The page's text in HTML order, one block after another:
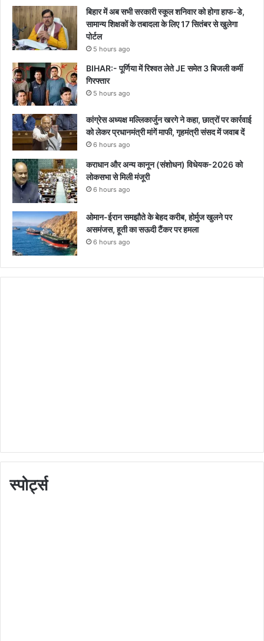
बिहार में अब सभी सरकारी स्कूल शनिवार को होगा हाफ-डे,
सामान्य शिक्षकों के तबादला के लिए 17 सितंबर से खुलेगा
पोर्टल
5 hours ago
BIHAR:- पूर्णिया में रिश्वत लेते JE समेत 3 बिजली कर्मी
गिरफ्तार
5 hours ago
कांग्रेस अध्यक्ष मल्लिकार्जुन खरगे ने कहा, छात्रों पर कार्रवाई
को लेकर प्रधानमंत्री मांगें माफी, गृहमंत्री संसद में जवाब दें
6 hours ago
कराधान और अन्य कानून (संशोधन) विधेयक-2026 को
लोकसभा से मिली मंजूरी
6 hours ago
ओमान-ईरान समझौते के बेहद करीब, होर्मुज खुलने पर
असमंजस, हूती का सऊदी टैंकर पर हमला
6 hours ago
स्पोर्ट्स